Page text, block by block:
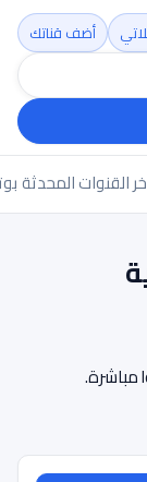
أضف قناتك
القنوات المحدثة